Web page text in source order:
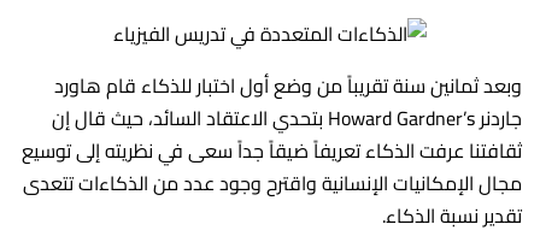
وبعد ثمانين سنة تقريباً من وضع أول اختبار للذكاء قام هاورد
جاردنر Howard Gardner’s بتحدي الاعتقاد السائد، حيث قال إن
ثقافتنا عرفت الذكاء تعريفاً ضيقاً جداً سعى في نظريته إلى توسيع
مجال الإمكانيات الإنسانية واقترح وجود عدد من الذكاءات تتعدى
تقدير نسبة الذكاء.